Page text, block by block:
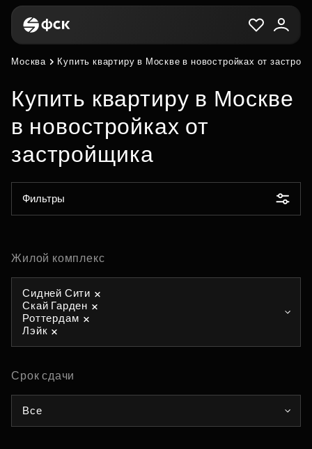
Москва Купить квартиру в Москве в новостройках от
Купить квартиру в Москве
в новостройках от
застройщика
Фильтры
Жилой комплекс
Сидней Сити
Скай Гарден
Роттердам
Лэйк
Срок сдачи
Все